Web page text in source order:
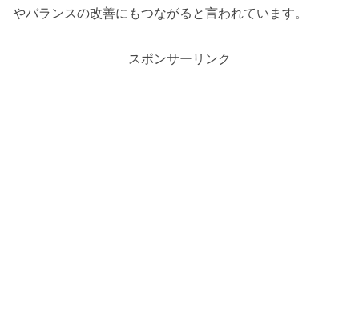
やバランスの改善にもつながると言われています。
スポンサーリンク